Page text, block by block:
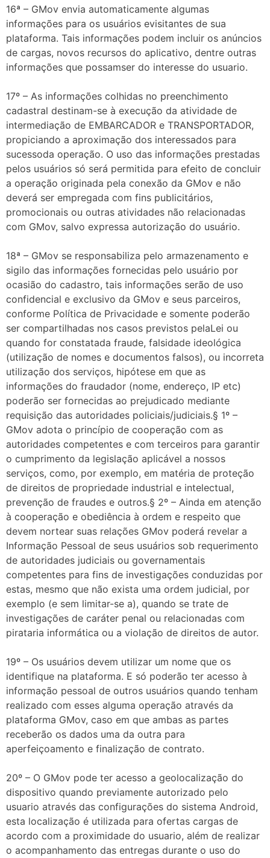
16ª – GMov envia automaticamente algumas
informações para os usuários evisitantes de sua
plataforma. Tais informações podem incluir os anúncios
de cargas, novos recursos do aplicativo, dentre outras
informações que possamser do interesse do usuario.
17º – As informações colhidas no preenchimento
cadastral destinam-se à execução da atividade de
intermediação de EMBARCADOR e TRANSPORTADOR,
propiciando a aproximação dos interessados para
sucessoda operação. O uso das informações prestadas
pelos usuários só será permitida para efeito de concluir
a operação originada pela conexão da GMov e não
deverá ser empregada com fins publicitários,
promocionais ou outras atividades não relacionadas
com GMov, salvo expressa autorização do usuário.
18ª – GMov se responsabiliza pelo armazenamento e
sigilo das informações fornecidas pelo usuário por
ocasião do cadastro, tais informações serão de uso
confidencial e exclusivo da GMov e seus parceiros,
conforme Política de Privacidade e somente poderão
ser compartilhadas nos casos previstos pelaLei ou
quando for constatada fraude, falsidade ideológica
(utilização de nomes e documentos falsos), ou incorreta
utilização dos serviços, hipótese em que as
informações do fraudador (nome, endereço, IP etc)
poderão ser fornecidas ao prejudicado mediante
requisição das autoridades policiais/judiciais.§ 1º –
GMov adota o princípio de cooperação com as
autoridades competentes e com terceiros para garantir
o cumprimento da legislação aplicável a nossos
serviços, como, por exemplo, em matéria de proteção
de direitos de propriedade industrial e intelectual,
prevenção de fraudes e outros.§ 2º – Ainda em atenção
à cooperação e obediência à ordem e respeito que
devem nortear suas relações GMov poderá revelar a
Informação Pessoal de seus usuários sob requerimento
de autoridades judiciais ou governamentais
competentes para fins de investigações conduzidas por
estas, mesmo que não exista uma ordem judicial, por
exemplo (e sem limitar-se a), quando se trate de
investigações de caráter penal ou relacionadas com
pirataria informática ou a violação de direitos de autor.
19º – Os usuários devem utilizar um nome que os
identifique na plataforma. E só poderão ter acesso à
informação pessoal de outros usuários quando tenham
realizado com esses alguma operação através da
plataforma GMov, caso em que ambas as partes
receberão os dados uma da outra para
aperfeiçoamento e finalização de contrato.
20º – O GMov pode ter acesso a geolocalização do
dispositivo quando previamente autorizado pelo
usuario através das configurações do sistema Android,
esta localização é utilizada para ofertas cargas de
acordo com a proximidade do usuario, além de realizar
o acompanhamento das entregas durante o uso do